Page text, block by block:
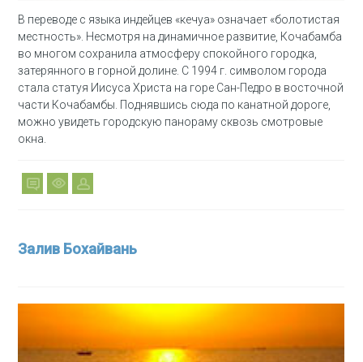
В переводе с языка индейцев «кечуа» означает «болотистая
местность». Несмотря на динамичное развитие, Кочабамба
во многом сохранила атмосферу спокойного городка,
затерянного в горной долине. С 1994 г. символом города
стала статуя Иисуса Христа на горе Сан-Педро в восточной
части Кочабамбы. Поднявшись сюда по канатной дороге,
можно увидеть городскую панораму сквозь смотровые
окна.
Залив Бохайвань